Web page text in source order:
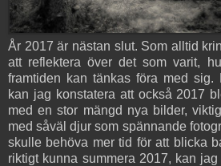
År 2017 är nästan slut. Som alltid
att reflektera över det som varit,
framtiden kan tänkas föra med sig.
kan jag konstatera att också 2017
med en stor mängd nya bilder,
med såväl djur som spännande
skulle behöva mer tid för att blicka
riktigt kunna summera 2017, kan